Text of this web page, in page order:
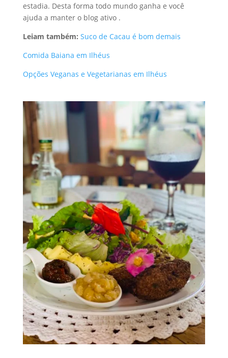
estadia. Desta forma todo mundo ganha e você
ajuda a manter o blog ativo .
Leiam também: Suco de Cacau é bom demais
Comida Baiana em Ilhéus
Opções Veganas e Vegetarianas em Ilhéus